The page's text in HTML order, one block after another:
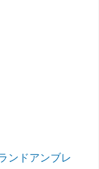
ンドアンブレ